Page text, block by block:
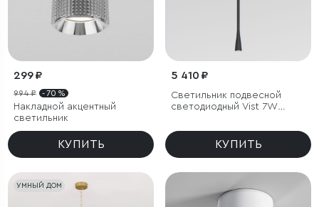
299 ₽
994 ₽ - 70 %
Накладной акцентный
светильник
КУПИТЬ
5 410 ₽
Светильник подвесной
светодиодный Vist 7W
КУПИТЬ
УМНЫЙ ДОМ